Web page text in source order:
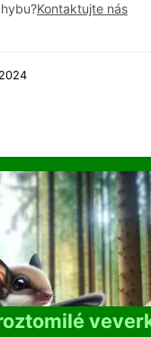
Kontaktujte nás